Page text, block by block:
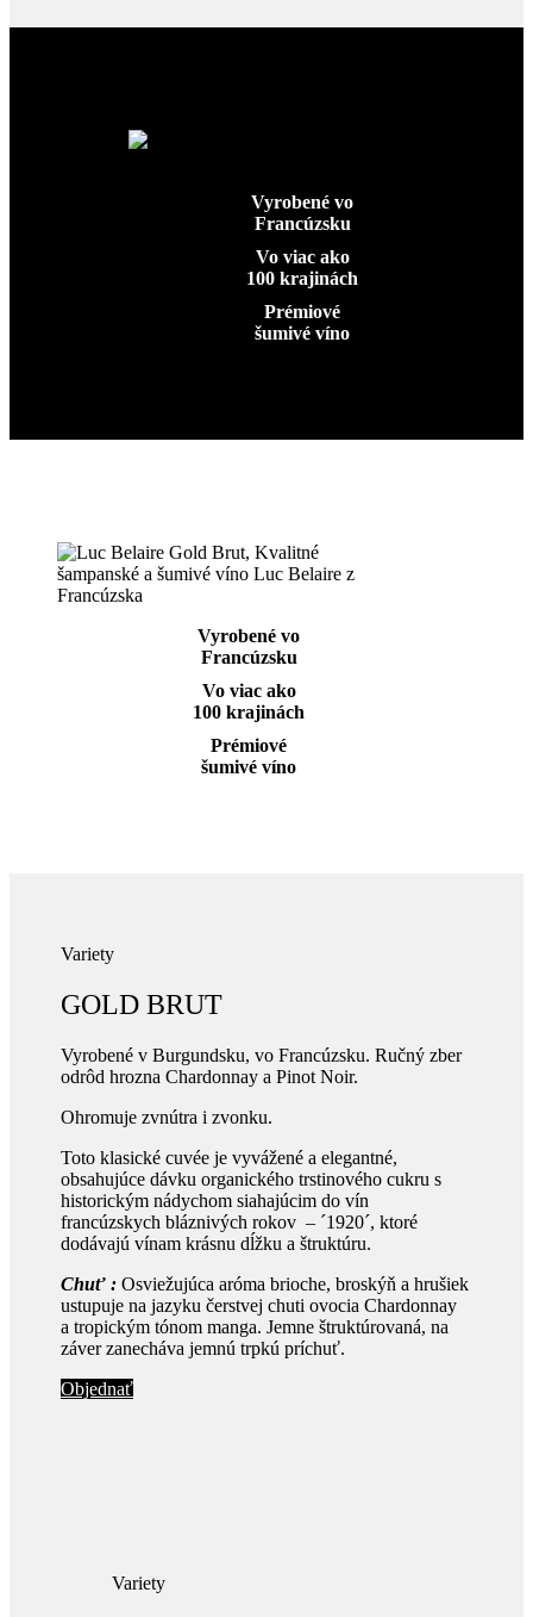
Vyrobené vo
Francúzsku
Vo viac ako
100 krajinách
Prémiové
šumivé víno
Vyrobené vo
Francúzsku
Vo viac ako
100 krajinách
Prémiové
šumivé víno
Variety
GOLD BRUT
Vyrobené v Burgundsku, vo Francúzsku. Ručný zber
odrôd hrozna Chardonnay a Pinot Noir.
Ohromuje zvnútra i zvonku.
Toto klasické cuvée je vyvážené a elegantné,
obsahujúce dávku organického trstinového cukru s
historickým nádychom siahajúcim do vín
francúzskych bláznivých rokov – ´1920´, ktoré
dodávajú vínam krásnu dĺžku a štruktúru.
Chuť : Osviežujúca aróma brioche, broskýň a hrušiek
ustupuje na jazyku čerstvej chuti ovocia Chardonnay
a tropickým tónom manga. Jemne štruktúrovaná, na
záver zanecháva jemnú trpkú príchuť.
Objednať
Variety